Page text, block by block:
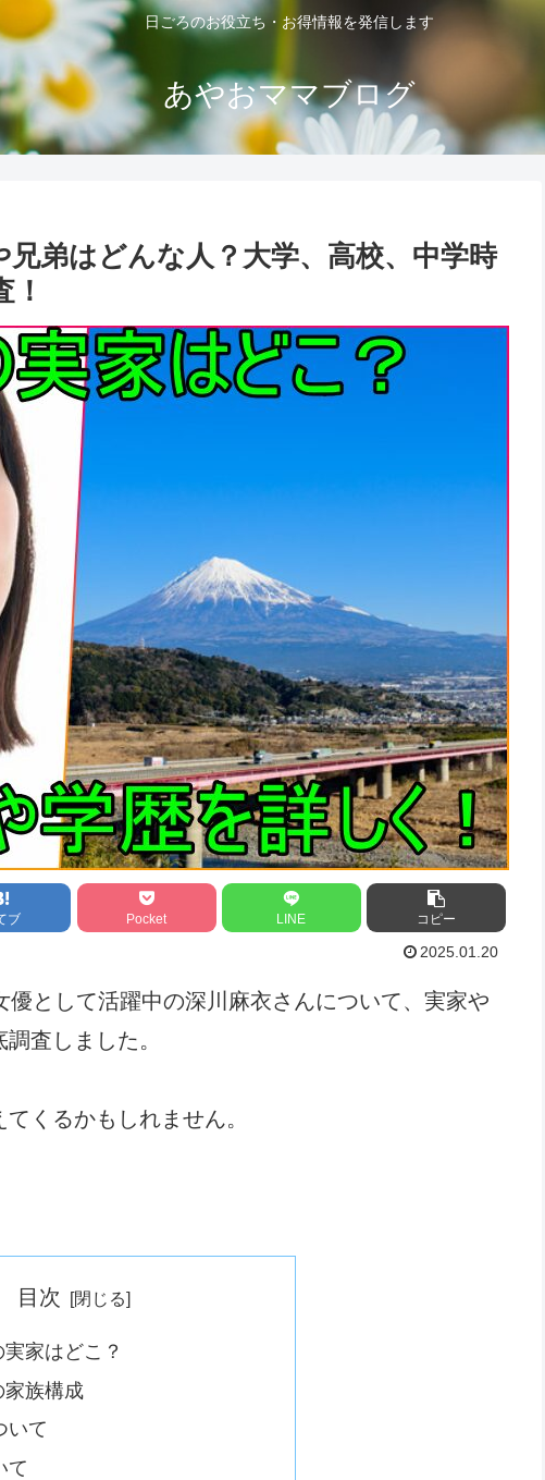
日ごろのお役立ち・お得情報を発信します
あやおママブログ
弟はどんな人？大学、高校、中学時
ブ Pocket LINE コピー
2025.01.20
として活躍中の深川麻衣さんについて、実家や
査しました。
くるかもしれません。
目次
家はどこ？
族構成
いて
て